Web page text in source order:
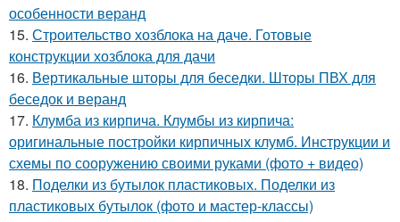
особенности веранд
15. Строительство хозблока на даче. Готовые
конструкции хозблока для дачи
16. Вертикальные шторы для беседки. Шторы ПВХ для
беседок и веранд
17. Клумба из кирпича. Клумбы из кирпича:
оригинальные постройки кирпичных клумб. Инструкции и
схемы по сооружению своими руками (фото + видео)
18. Поделки из бутылок пластиковых. Поделки из
пластиковых бутылок (фото и мастер-классы)